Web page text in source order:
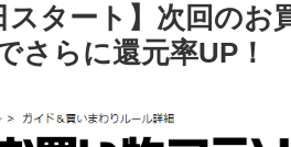
スタート】次回の
さらに還元率UP！